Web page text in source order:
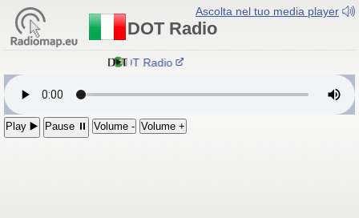
Ascolta nel tuo media player
DOT Radio
DOT Radio
Play ▶️ Pause ⏸ Volume - Volume +